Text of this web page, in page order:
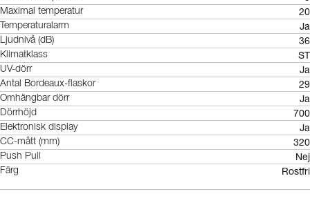
Maximal temperatur 20
Temperaturalarm Ja
Ljudnivå (dB) 36
Klimatklass ST
UV-dörr Ja
Antal Bordeaux-flaskor 29
Omhängbar dörr Ja
Dörrhöjd 700
Elektronisk display Ja
CC-mått (mm) 320
Push Pull Nej
Färg Rostfri